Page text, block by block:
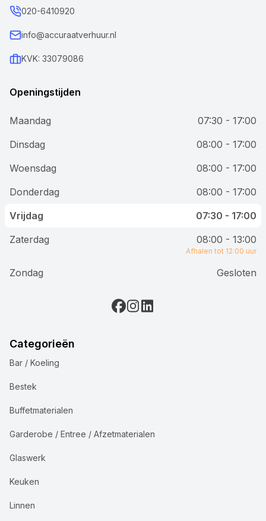
020-6410920
info@accuraatverhuur.nl
KVK: 33079086
Openingstijden
Maandag
07:30 - 17:00
Dinsdag
08:00 - 17:00
Woensdag
08:00 - 17:00
Donderdag
08:00 - 17:00
Vrijdag
07:30 - 17:00
Zaterdag
08:00 - 13:00
Afhalen tot 12:00 uur
Zondag Gesloten
Categorieën
Bar / Koeling
Bestek
Buffetmaterialen
Garderobe / Entree / Afzetmaterialen
Glaswerk
Keuken
Linnen